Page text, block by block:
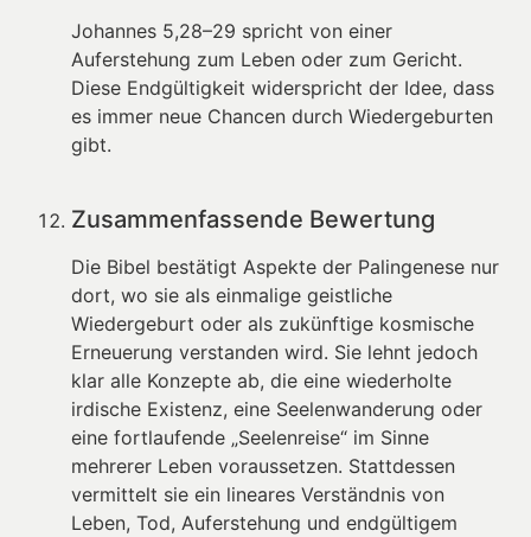
Johannes 5,28–29 spricht von einer
Auferstehung zum Leben oder zum Gericht.
Diese Endgültigkeit widerspricht der Idee, dass
es immer neue Chancen durch Wiedergeburten
gibt.
Zusammenfassende Bewertung
Die Bibel bestätigt Aspekte der Palingenese nur
dort, wo sie als einmalige geistliche
Wiedergeburt oder als zukünftige kosmische
Erneuerung verstanden wird. Sie lehnt jedoch
klar alle Konzepte ab, die eine wiederholte
irdische Existenz, eine Seelenwanderung oder
eine fortlaufende „Seelenreise“ im Sinne
mehrerer Leben voraussetzen. Stattdessen
vermittelt sie ein lineares Verständnis von
Leben, Tod, Auferstehung und endgültigem